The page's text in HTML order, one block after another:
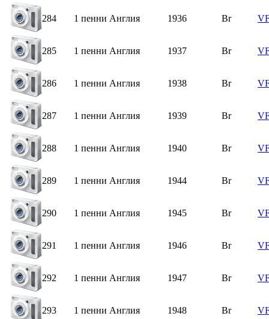
284 1 пенни Англия 1936 Br
285 1 пенни Англия 1937 Br
286 1 пенни Англия 1938 Br
287 1 пенни Англия 1939 Br
288 1 пенни Англия 1940 Br
289 1 пенни Англия 1944 Br
290 1 пенни Англия 1945 Br
291 1 пенни Англия 1946 Br
292 1 пенни Англия 1947 Br
293 1 пенни Англия 1948 Br